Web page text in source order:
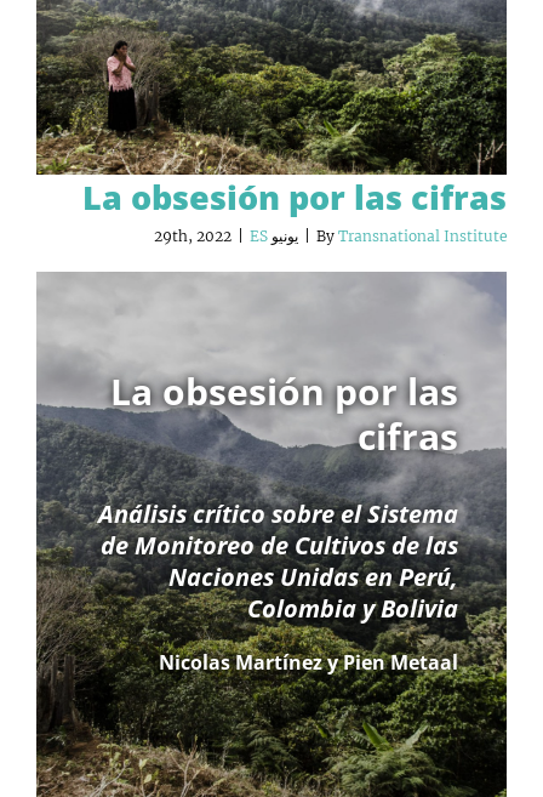
La obsesión por las cifras
By Transnational Institute يونيو 29th, 2022 ES
La obsesión por las
cifras
Análisis crítico sobre el Sistema
de Monitoreo de Cultivos de las
Naciones Unidas en Perú,
Colombia y Bolivia
Nicolas Martínez y Pien Metaal